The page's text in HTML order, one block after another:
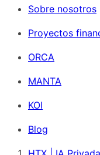
Sobre nosotros
Proyectos
ORCA
MANTA
KOI
Blog